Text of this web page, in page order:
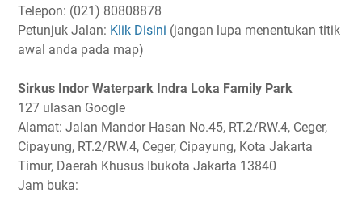
Telepon: (021) 80808878
Petunjuk Jalan: Klik Disini (jangan lupa menentukan titik
awal anda pada map)
Sirkus Indor Waterpark Indra Loka Family Park
127 ulasan Google
Alamat: Jalan Mandor Hasan No.45, RT.2/RW.4, Ceger,
Cipayung, RT.2/RW.4, Ceger, Cipayung, Kota Jakarta
Timur, Daerah Khusus Ibukota Jakarta 13840
Jam buka: